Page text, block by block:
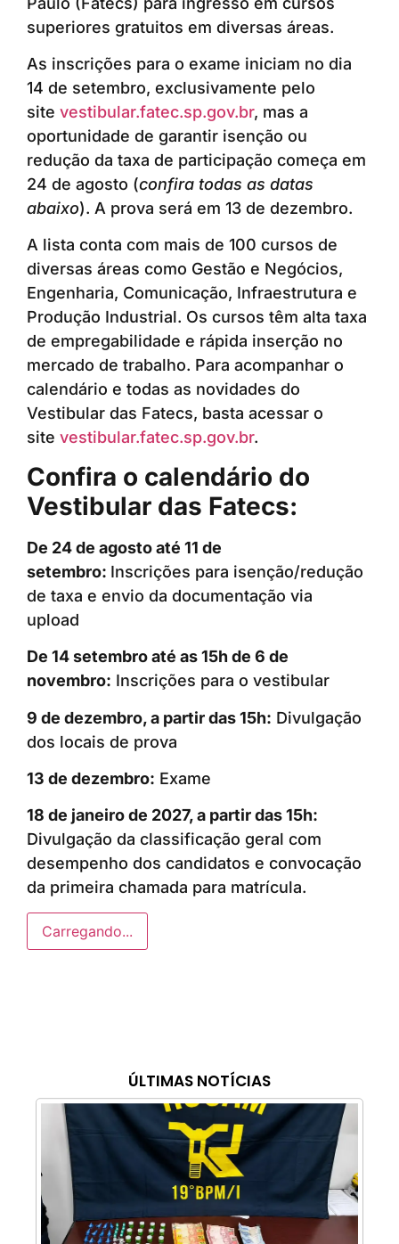
ÚLTIMAS NOTÍCIAS
superiores gratuitos em diversas áreas.
As inscrições para o exame iniciam no dia
14 de setembro, exclusivamente pelo
site vestibular.fatec.sp.gov.br, mas a
oportunidade de garantir isenção ou
redução da taxa de participação começa em
24 de agosto (confira todas as datas
abaixo). A prova será em 13 de dezembro.
A lista conta com mais de 100 cursos de
diversas áreas como Gestão e Negócios,
Engenharia, Comunicação, Infraestrutura e
Produção Industrial. Os cursos têm alta taxa
de empregabilidade e rápida inserção no
mercado de trabalho. Para acompanhar o
calendário e todas as novidades do
Vestibular das Fatecs, basta acessar o
site vestibular.fatec.sp.gov.br.
Confira o calendário do
Vestibular das Fatecs:
De 24 de agosto até 11 de
setembro: Inscrições para isenção/redução
de taxa e envio da documentação via
upload
De 14 setembro até as 15h de 6 de
novembro: Inscrições para o vestibular
9 de dezembro, a partir das 15h: Divulgação
dos locais de prova
13 de dezembro: Exame
18 de janeiro de 2027, a partir das 15h:
Divulgação da classificação geral com
desempenho dos candidatos e convocação
da primeira chamada para matrícula.
Carregando...